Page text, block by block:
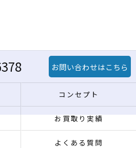
お問い合わせはこちら
コンセプト
お買取り実績
よくある質問